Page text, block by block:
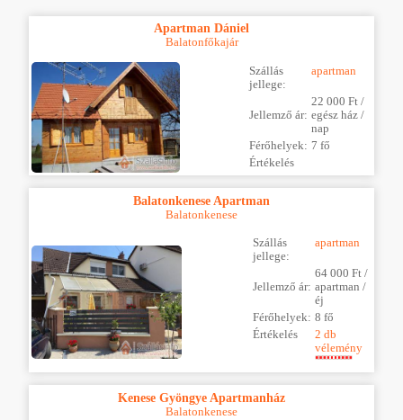
Apartman Dániel
Balatonfőkajár
Szállás
jellege:
apartman
Jellemző ár:
22 000 Ft /
egész ház /
nap
Férőhelyek: 7 fő
Értékelés
Balatonkenese Apartman
Balatonkenese
Szállás
jellege:
apartman
Jellemző ár:
64 000 Ft /
apartman /
éj
Férőhelyek: 8 fő
Értékelés
2 db
vélemény
Kenese Gyöngye Apartmanház
Balatonkenese